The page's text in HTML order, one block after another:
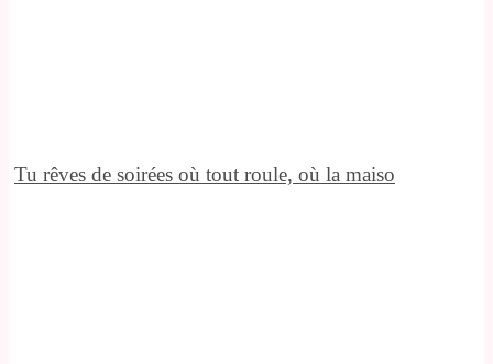
Tu rêves de soirées où tout roule, où la maiso